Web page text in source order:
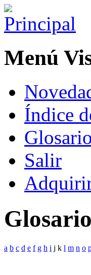
Menú
Índice
Glosario
Salir
Glosario
a b c d e f g h i j k l m n o